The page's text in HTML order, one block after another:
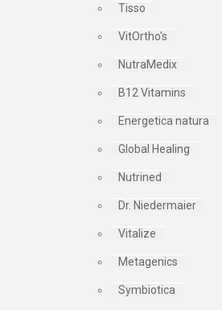
Tisso
VitOrtho's
NutraMedix
B12 Vitamins
Energetica natura
Global Healing
Nutrined
Dr. Niedermaier
Vitalize
Metagenics
Symbiotica